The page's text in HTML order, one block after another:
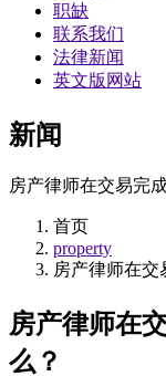
职缺
联系我们
法律新闻
英文版网站
新闻
房产律师在交易完
首页
property
房产律师在交
房产律师在
么？